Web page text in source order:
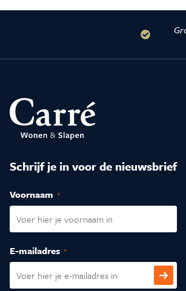
Schrijf je in voor de nieuwsbrief
Voornaam (Vereist)
E-mailadres (Vereist)